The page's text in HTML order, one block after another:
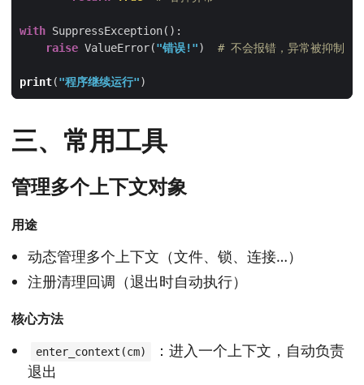
with
raise ValueError("错误!") # 不会报错，异常被抑制
print("程序继续运行"
三、常用工具
管理多个上下文对象
用途
动态管理多个上下文（文件、锁、连接…）
注册清理回调（退出时自动执行）
核心方法
enter_context(cm)
：进入一个上下文，自动负责
退出